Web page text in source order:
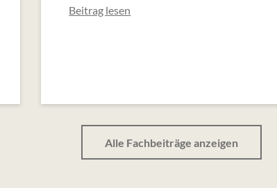
Beitrag lesen
Alle Fachbeiträge anzeigen